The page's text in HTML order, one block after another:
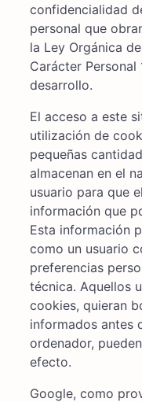
confidencialidad
personal que
la Ley Orgánica
Carácter Personal
desarrollo.
El acceso a este
utilización de
pequeñas
almacenan en el
usuario para que
información que
Esta información
como un usuario
preferencias
técnica. Aquellos
cookies, quieran
informados antes
ordenador,
efecto.
Google, como